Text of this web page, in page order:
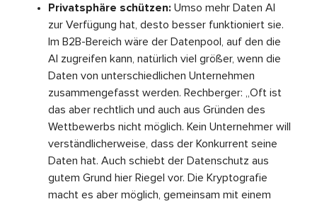
Privatsphäre schützen: Umso mehr Daten AI
zur Verfügung hat, desto besser funktioniert sie.
Im B2B-Bereich wäre der Datenpool, auf den die
AI zugreifen kann, natürlich viel größer, wenn die
Daten von unterschiedlichen Unternehmen
zusammengefasst werden. Rechberger: „Oft ist
das aber rechtlich und auch aus Gründen des
Wettbewerbs nicht möglich. Kein Unternehmer will
verständlicherweise, dass der Konkurrent seine
Daten hat. Auch schiebt der Datenschutz aus
gutem Grund hier Riegel vor. Die Kryptografie
macht es aber möglich, gemeinsam mit einem